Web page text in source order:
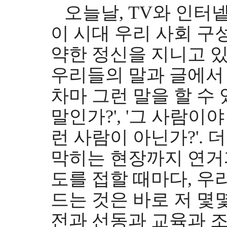
오늘날, TV와 인터
이 시대 우리 사회 구
약한 정신을 지니고
우리들의 말과 글에
차마 그런 말을 할 수
말인가?', '그 사람이
런 사람이 아닌가?'.
막히는 현장까지 연
도를 접할 때마다, 우
드는 것은 바로 저 몇
전과 선동과 교육과